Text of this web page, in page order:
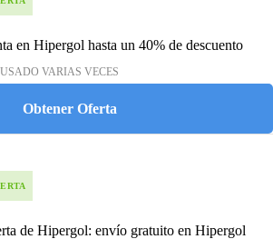
en Hipergol hasta un 40% de descuento
USADO VARIAS VECES
Obtener Oferta
de Hipergol: envío gratuito en Hipergol